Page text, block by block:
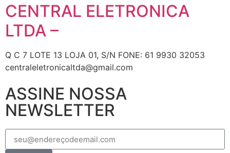
CENTRAL ELETRONICA
LTDA –
Q C 7 LOTE 13 LOJA 01, S/N FONE: 61 9930 32053
centraleletronicaltda@gmail.com
ASSINE NOSSA
NEWSLETTER